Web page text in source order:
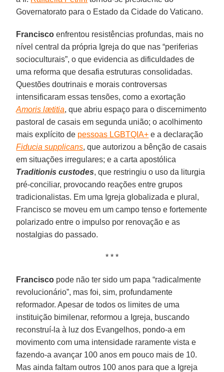
Governatorato para o Estado da Cidade do Vaticano.
Francisco enfrentou resistências profundas, mais no
nível central da própria Igreja do que nas “periferias
socioculturais”, o que evidencia as dificuldades de
uma reforma que desafia estruturas consolidadas.
Questões doutrinais e morais controversas
intensificaram essas tensões, como a exortação
Amoris lætitia, que abriu espaço para o discernimento
pastoral de casais em segunda união; o acolhimento
mais explícito de pessoas LGBTQIA+ e a declaração
Fiducia supplicans, que autorizou a bênção de casais
em situações irregulares; e a carta apostólica
Traditionis custodes, que restringiu o uso da liturgia
pré-conciliar, provocando reações entre grupos
tradicionalistas. Em uma Igreja globalizada e plural,
Francisco se moveu em um campo tenso e fortemente
polarizado entre o impulso por renovação e as
nostalgias do passado.
* * *
Francisco pode não ter sido um papa “radicalmente
revolucionário”, mas foi, sim, profundamente
reformador. Apesar de todos os limites de uma
instituição bimilenar, reformou a Igreja, buscando
reconstruí-la à luz dos Evangelhos, pondo-a em
movimento com uma intensidade raramente vista e
fazendo-a avançar 100 anos em pouco mais de 10.
Mas ainda faltam outros 100 anos para que a Igreja